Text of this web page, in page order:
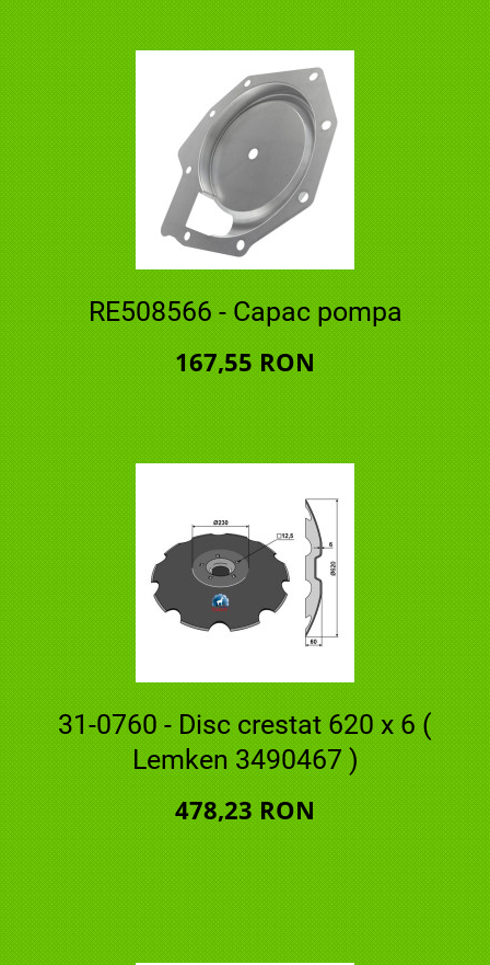
RE508566 - Capac pompa
167,55 RON
31-0760 - Disc crestat 620 x 6 (
Lemken 3490467 )
478,23 RON